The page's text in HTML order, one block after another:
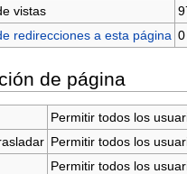
vistas
redirecciones a esta página 0
de página
Permitir todos los
Permitir todos los
Permitir todos los